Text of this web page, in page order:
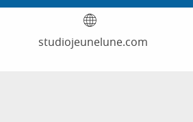
studiojeunelune.com